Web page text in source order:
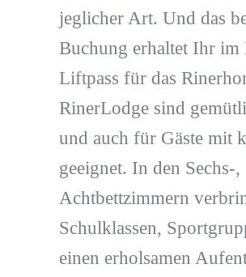
jeglicher Art. Und das
Buchung erhaltet Ihr im
Liftpass für das
RinerLodge sind
und auch für Gäste mit
geeignet. In den Sechs-
Achtbettzimmern
Schulklassen,
einen erholsamen